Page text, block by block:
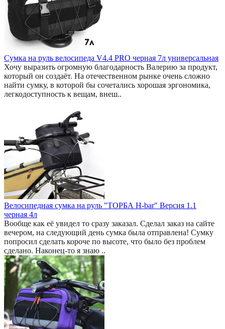
Сумка на руль велосипеда V4.4 PRO черная 7л универсальная
Хочу выразить огромную благодарность Валерию за продукт,
который он создаёт. На отечественном рынке очень сложно
найти сумку, в которой бы сочетались хорошая эргономика,
легкодоступность к вещам, внеш..
Велосипедная сумка на руль "ТОРБА H-bar" Версия 1.1
черная 4л
Вообще как её увидел то сразу заказал. Сделал заказ на сайте
вечером, на следующий день сумка была отправлена! Сумку
попросил сделать короче по высоте, что было без проблем
сделано. Наконец-то я знаю ..